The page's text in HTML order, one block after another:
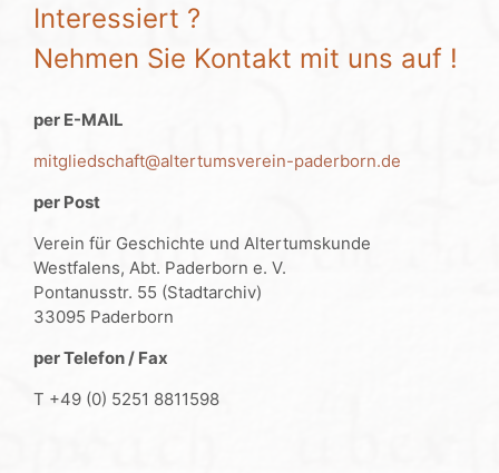
Interessiert ?
Nehmen Sie Kontakt mit uns auf !
per E-MAIL
mitgliedschaft@altertumsverein-paderborn.de
per Post
Verein für Geschichte und Altertumskunde
Westfalens, Abt. Paderborn e. V.
Pontanusstr. 55 (Stadtarchiv)
33095 Paderborn
per Telefon / Fax
T +49 (0) 5251 8811598